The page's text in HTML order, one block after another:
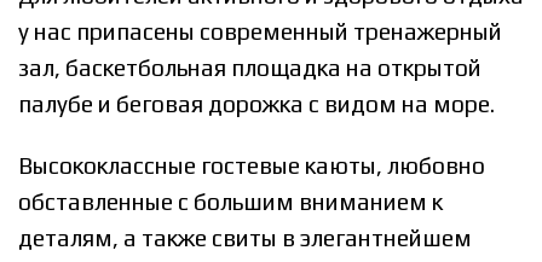
у нас припасены современный тренажерный
зал, баскетбольная площадка на открытой
палубе и беговая дорожка с видом на море.
Высококлассные гостевые каюты, любовно
обставленные с большим вниманием к
деталям, а также свиты в элегантнейшем